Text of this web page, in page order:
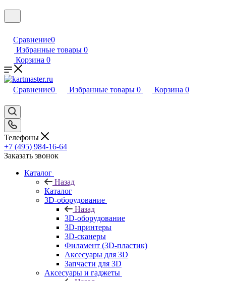
Сравнение0
Избранные товары 0
Корзина 0
Сравнение0 Избранные товары 0 Корзина 0
Телефоны
+7 (495) 984-16-64
Заказать звонок
Каталог
Назад
Каталог
3D-оборудование
Назад
3D-оборудование
3D-принтеры
3D-сканеры
Филамент (3D-пластик)
Аксесуары для 3D
Запчасти для 3D
Аксесуары и гаджеты